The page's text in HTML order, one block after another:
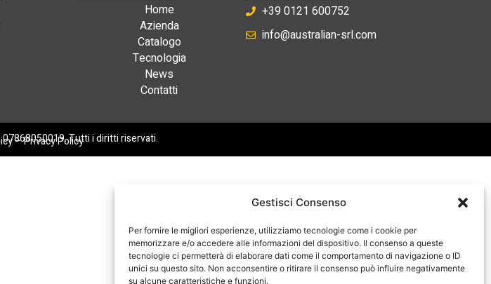
Gestisci Consenso
Per fornire le migliori esperienze, utilizziamo tecnologie come i cookie per
memorizzare e/o accedere alle informazioni del dispositivo. Il consenso a queste
tecnologie ci permetterà di elaborare dati come il comportamento di navigazione o ID
unici su questo sito. Non acconsentire o ritirare il consenso può influire negativamente
su alcune caratteristiche e funzioni.
Home
Azienda
Catalogo
Tecnologia
News
Contatti
+39 0121 600752
info@australian-srl.com
07868050019. Tutti i diritti riservati.
–Privacy Policy